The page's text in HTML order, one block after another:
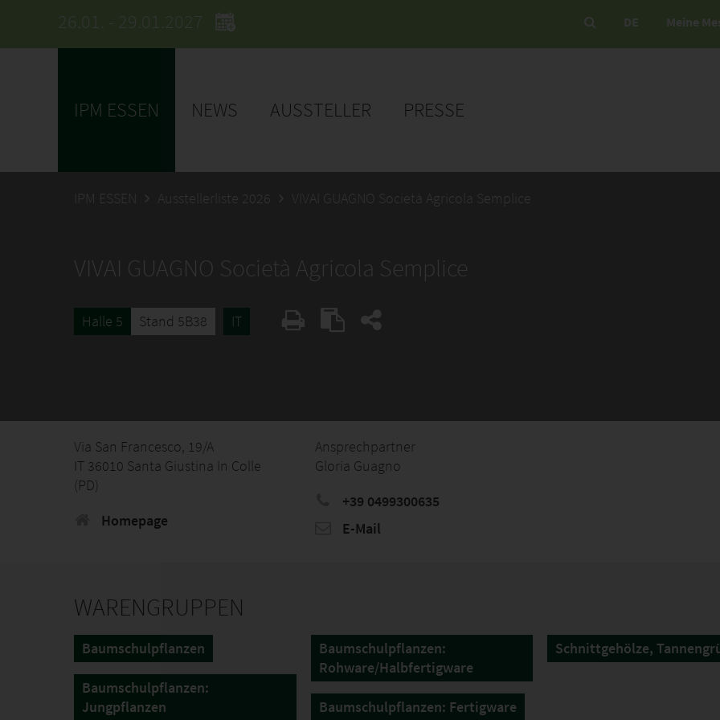
26.01. - 29.01.2027 DE Meine
IPM ESSEN NEWS AUSSTELLER PRESSE
IPM ESSEN Ausstellerliste 2026 VIVAI GUAGNO Società Agricola Semplice
VIVAI GUAGNO Società Agricola Semplice
Halle 5 Stand 5B38 IT
Via San Francesco, 19/A
IT 36010 Santa Giustina In Colle
(PD)
Homepage
Ansprechpartner
Gloria Guagno
+39 0499300635
E-Mail
WARENGRUPPEN
Baumschulpflanzen
Baumschulpflanzen:
Jungpflanzen
Baumschulpflanzen:
Rohware/Halbfertigware
Baumschulpflanzen: Fertigware
Schnittgehölze,